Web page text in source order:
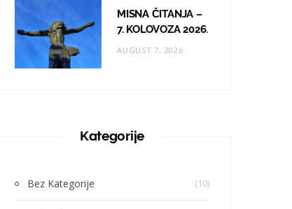
MISNA ČITANJA –
7. KOLOVOZA 2026.
AUGUST 7, 2026
Kategorije
Bez Kategorije (10)